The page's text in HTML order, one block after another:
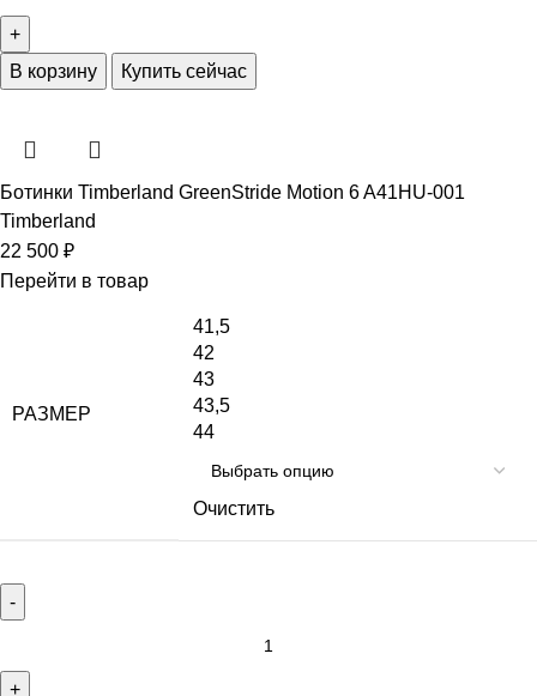
В корзину Купить сейчас
Ботинки Timberland GreenStride Motion 6 A41HU-001
Timberland
22 500 ₽
Перейти в товар
РАЗМЕР
41,5
42
43
43,5
44
Очистить